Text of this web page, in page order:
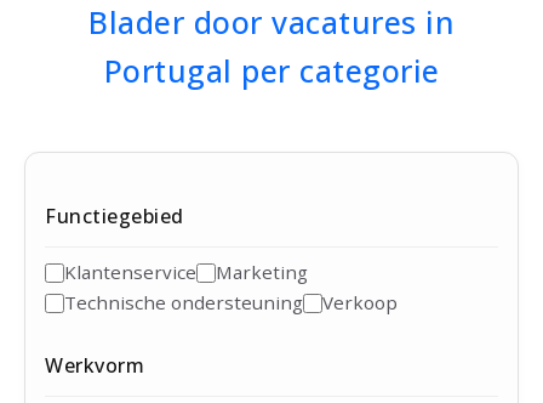
Blader door vacatures in
Portugal per categorie
Functiegebied
Klantenservice
Marketing
Technische ondersteuning
Verkoop
Werkvorm